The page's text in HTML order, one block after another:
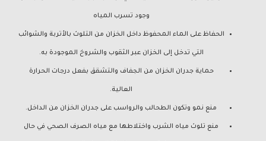
وجود تسرب المياه
الحفاظ على الماء المحفوظ داخل الخزان من التلوث بالأتربة والشوائب
التي تدخل إلى الخزان عبر الثقوب والشروخ الموجودة به.
حماية جدران الخزان من الجفاف والتشقق بفعل درجات الحرارة
العالية.
منع نمو وتكون الطحالب والرواسب على جدران الخزان من الداخل.
منع تلوث مياه الشرب واختلاطها مع مياه الصرف الصحي في حال